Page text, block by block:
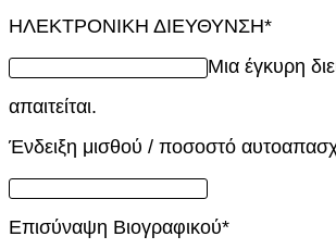
ΗΛΕΚΤΡΟΝΙΚΗ ΔΙΕΥΘΥΝΣΗ*
Μια έγκυρη
απαιτείται.
Ένδειξη μισθού / ποσοστό
Επισύναψη Βιογραφικού*